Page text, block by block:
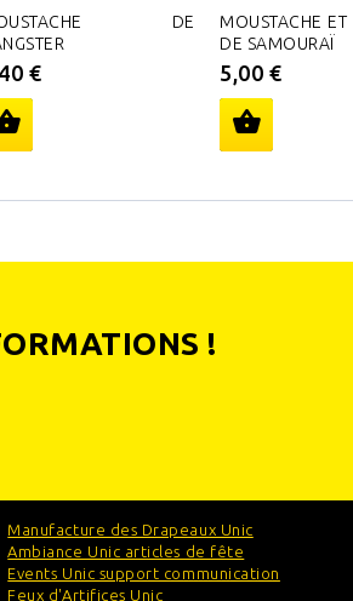
DE
€
MOUSTACHE ET
DE SAMOURAÏ
5,00 €
!
Manufacture des Drapeaux Unic
Ambiance Unic articles de fête
Events Unic support communication
Feux d'Artifices Unic